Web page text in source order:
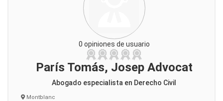
0 opiniones de usuario
París Tomás, Josep Advocat
Abogado especialista en Derecho Civil
Montblanc